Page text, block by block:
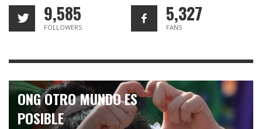
9,585
FOLLOWERS
5,327
FANS
ONG OTRO MUNDO ES
POSIBLE